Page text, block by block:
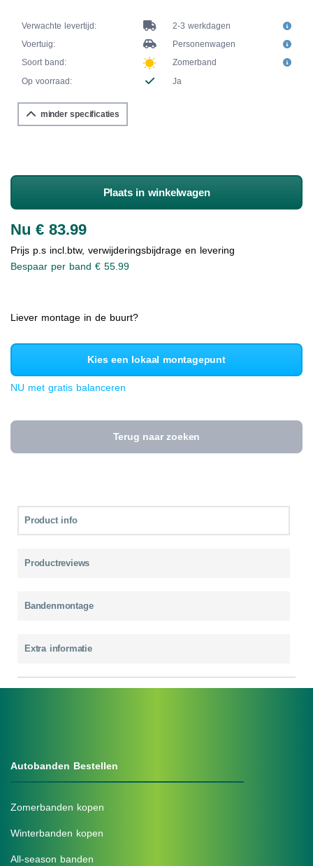
Verwachte levertijd:
2-3 werkdagen
Voertuig:
Personenwagen
Soort band:
Zomerband
Op voorraad:
Ja
minder specificaties
Plaats in winkelwagen
Nu € 83.99
Prijs p.s incl.btw, verwijderingsbijdrage en levering
Bespaar per band € 55.99
Liever montage in de buurt?
Kies een lokaal montagepunt
NU met gratis balanceren
Terug naar zoeken
Product info
Productreviews
Bandenmontage
Extra informatie
Autobanden Bestellen
Zomerbanden kopen
Winterbanden kopen
All-season banden